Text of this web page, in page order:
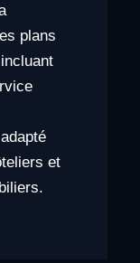
plans
et